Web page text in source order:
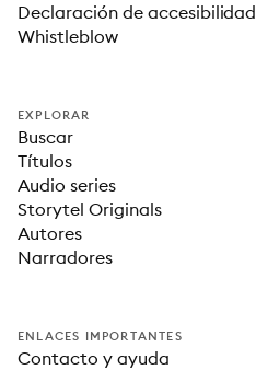
Declaración de accesibilidad
Whistleblow
EXPLORAR
Buscar
Títulos
Audio series
Storytel Originals
Autores
Narradores
ENLACES IMPORTANTES
Contacto y ayuda